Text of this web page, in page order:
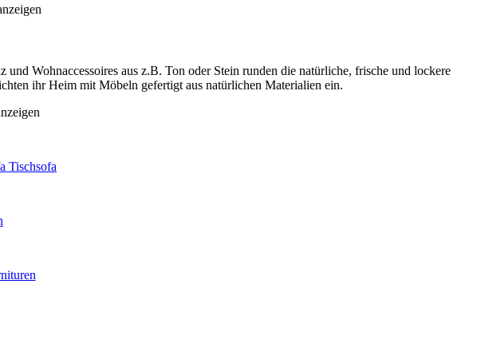
Wohnaccessoires aus z.B. Ton oder Stein runden die natürliche, frische und lockere
ihr Heim mit Möbeln gefertigt aus natürlichen Materialien ein.
Tischsofa